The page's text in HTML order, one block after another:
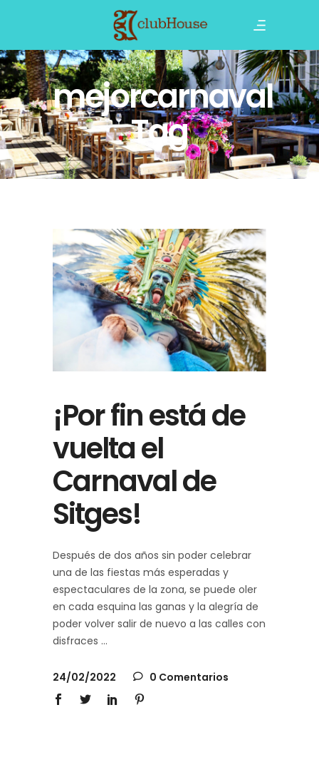
mejorcarnaval
Tag
¡Por fin está de
vuelta el
Carnaval de
Sitges!
Después de dos años sin poder celebrar
una de las fiestas más esperadas y
espectaculares de la zona, se puede oler
en cada esquina las ganas y la alegría de
poder volver salir de nuevo a las calles con
disfraces
24/02/2022 0 Comentarios